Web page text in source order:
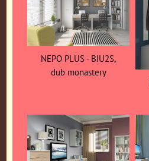
NEPO PLUS - BIU2S,
dub monastery